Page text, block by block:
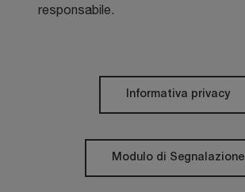
responsabile.
Informativa privacy
Modulo di Segnalazione